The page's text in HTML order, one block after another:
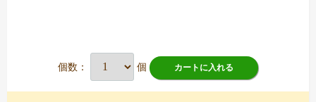
個数： 個 カートに入れる